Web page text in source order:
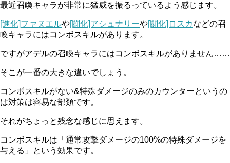
最近召喚キャラが非常に猛威を振るっているよう感じます。
[進化]ファヌエルや[闘化]アシュナリーや[闘化]ロスカなどの召
喚キャラにはコンボスキルがあります。
ですがアデルの召喚キャラにはコンボスキルがありません……
そこが一番の大きな違いでしょう。
コンボスキルがない&特殊ダメージのみのカウンターというの
は対策は容易な部類です。
それがちょっと残念な感じに思えます。
コンボスキルは「通常攻撃ダメージの100%の特殊ダメージを
与える」という効果です。